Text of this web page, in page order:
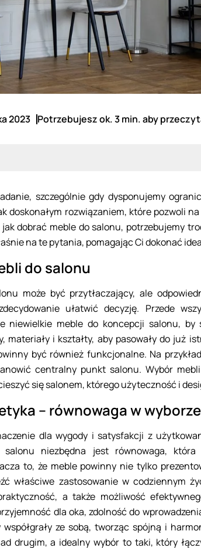
2023 Potrzebujesz ok. 3 min. aby
szczególnie gdy dysponujemy
doskonałym rozwiązaniem, które pozwoli
dobrać meble do salonu, potrzebujemy
na te pytania, pomagając Ci dokonać
do salonu
może być przytłaczający, ale
ułatwić decyzję. Przede
niewielkie meble do koncepcji salonu,
materiały i kształty, aby pasowały do już
być również funkcjonalne. Na
centralny punkt salonu. Wybór
się salonem, którego użyteczność i
– równowaga w
dla wygody i satysfakcji z
niezbędna jest równowaga,
to, że meble powinny nie tylko
właściwe zastosowanie w codziennym
a także możliwość
dla oka, zdolność do
ze sobą, tworząc spójną i
drugim, a idealny wybór to taki, który